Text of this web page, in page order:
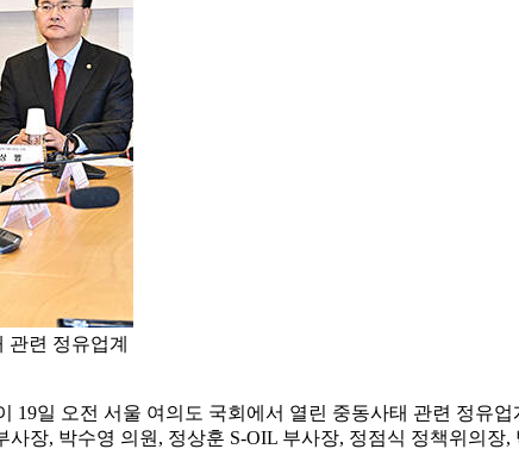
련 정유업계
일 오전 서울 여의도 국회에서 열린 중동사태 관련 정유
장, 박수영 의원, 정상훈 S-OIL 부사장, 정점식 정책위의